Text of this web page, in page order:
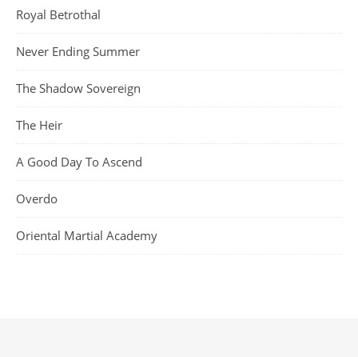
Royal Betrothal
Never Ending Summer
The Shadow Sovereign
The Heir
A Good Day To Ascend
Overdo
Oriental Martial Academy